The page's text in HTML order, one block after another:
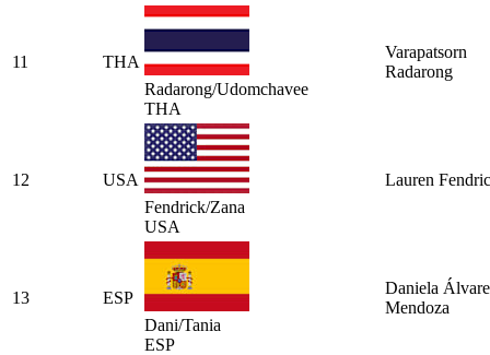
11
THA
Radarong/Udomchavee
THA
Varapatsorn
Radarong
12
USA
Fendrick/Zana
USA
Lauren
13
ESP
Dani/Tania
ESP
Daniela
Mendoza